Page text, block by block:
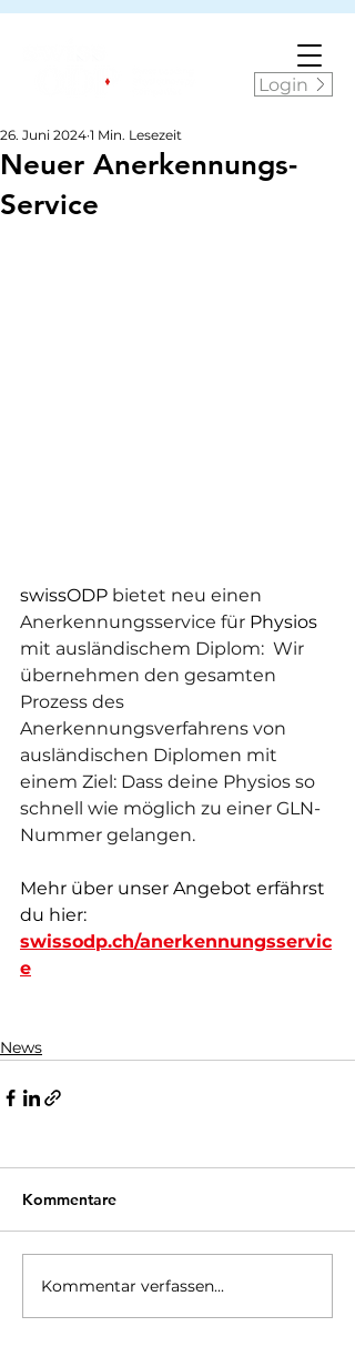
Login
Neuer Anerkennungs-
Service
26. Juni 2024 1 Min. Lesezeit
swissODP bietet neu einen
Anerkennungsservice für Physios
mit ausländischem Diplom:  Wir
übernehmen den gesamten
Prozess des
Anerkennungsverfahrens von
ausländischen Diplomen mit
einem Ziel: Dass deine Physios so
schnell wie möglich zu einer GLN-
Nummer gelangen.
Mehr über unser Angebot erfährst
du hier:
swissodp.ch/anerkennungsservic
e
News
Kommentare
Kommentar verfassen...